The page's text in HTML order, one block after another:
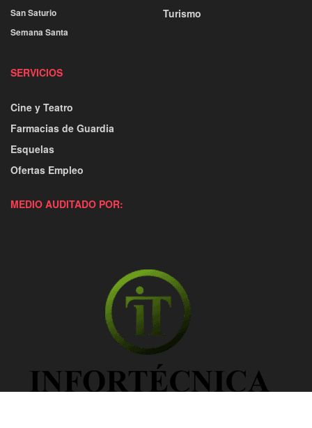
San Saturio
Semana Santa
Turismo
SERVICIOS
Cine y Teatro
Farmacias de Guardia
Esquelas
Ofertas Empleo
MEDIO AUDITADO POR: